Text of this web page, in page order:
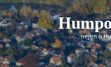
Skip
to
content
. . . . . nejen o